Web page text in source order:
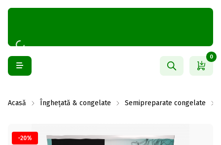
0
Acasă Înghețată & congelate Semipreparate congelate
-20%